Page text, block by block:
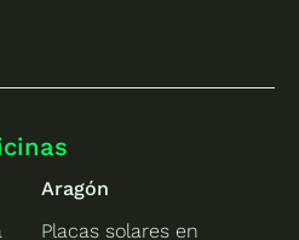
Aragón
Placas solares en